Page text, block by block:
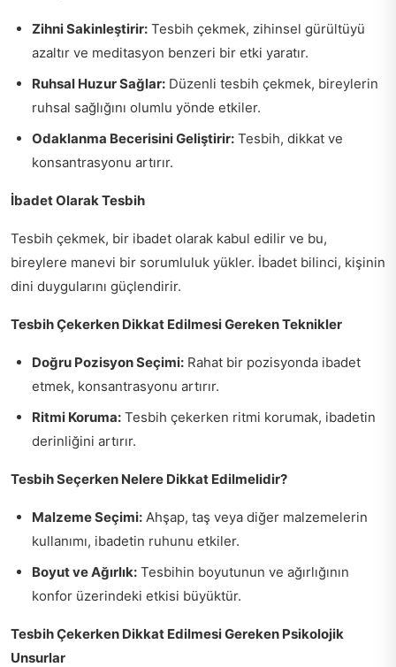
Zihni Sakinleştirir: Tesbih çekmek, zihinsel gürültüyü
azaltır ve meditasyon benzeri bir etki yaratır.
Ruhsal Huzur Sağlar: Düzenli tesbih çekmek, bireylerin
ruhsal sağlığını olumlu yönde etkiler.
Odaklanma Becerisini Geliştirir: Tesbih, dikkat ve
konsantrasyonu artırır.
İbadet Olarak Tesbih
Tesbih çekmek, bir ibadet olarak kabul edilir ve bu,
bireylere manevi bir sorumluluk yükler. İbadet bilinci, kişinin
dini duygularını güçlendirir.
Tesbih Çekerken Dikkat Edilmesi Gereken Teknikler
Doğru Pozisyon Seçimi: Rahat bir pozisyonda ibadet
etmek, konsantrasyonu artırır.
Ritmi Koruma: Tesbih çekerken ritmi korumak, ibadetin
derinliğini artırır.
Tesbih Seçerken Nelere Dikkat Edilmelidir?
Malzeme Seçimi: Ahşap, taş veya diğer malzemelerin
kullanımı, ibadetin ruhunu etkiler.
Boyut ve Ağırlık: Tesbihin boyutunun ve ağırlığının
konfor üzerindeki etkisi büyüktür.
Tesbih Çekerken Dikkat Edilmesi Gereken Psikolojik
Unsurlar